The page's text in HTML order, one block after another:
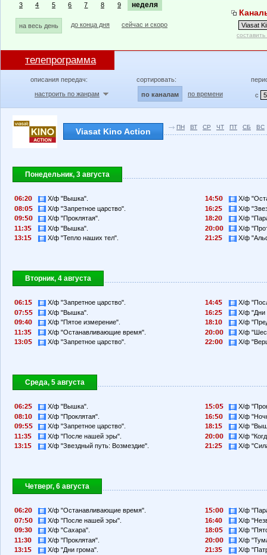
3 4 5 6 7 8 9 неделя
на весь день до конца дня сейчас и скоро
телепрограмма
описания передач:
настроить по жанрам
сортировать:
по каналам по времени с
Viasat Kino Action ПН ВТ СР ЧТ ПТ СБ ВС
Понедельник, 3 августа
6:2
Х/ф "Вышка".
8:
Х/ф "Запретное царство".
9:
Х/ф "Проклятая".
11:3
Х/ф "Вышка".
13:1
Х/ф "Тепло наших тел".
14:
Х/ф
16:2
Х/ф
18:2
Х/ф
2
:
Х/ф
21:2
Х/ф
Вторник, 4 августа
6:1
Х/ф "Запретное царство".
7:
Х/ф "Вышка".
9:4
Х/ф "Пятое измерение".
11:3
Х/ф "Останавливающие время".
13:
Х/ф "Запретное царство".
14:4
Х/ф
16:2
Х/ф "Дни
18:1
Х/ф
2
:
Х/ф
22:
Х/ф
Среда, 5 августа
6:2
Х/ф "Вышка".
8:1
Х/ф "Проклятая".
9:
Х/ф "Запретное царство".
11:3
Х/ф "После нашей эры".
13:1
Х/ф "Звездный путь: Возмездие".
1 :
Х/ф
16:
Х/ф
18:1
Х/ф
2
:
Х/ф
21:2
Х/ф
Четверг, 6 августа
6:2
Х/ф "Останавливающие время".
7:
Х/ф "После нашей эры".
9:3
Х/ф "Сахара".
11:3
Х/ф "Проклятая".
13:1
Х/ф "Дни грома".
1 :
Х/ф
16:4
Х/ф
18:
Х/ф
2
:
Х/ф
21:3
Х/ф